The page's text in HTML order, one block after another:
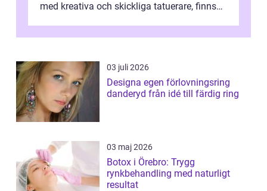
med kreativa och skickliga tatuerare, finns
03 juli 2026
Designa egen förlovningsring
danderyd från idé till färdig ring
03 maj 2026
Botox i Örebro: Trygg
rynkbehandling med naturligt
resultat